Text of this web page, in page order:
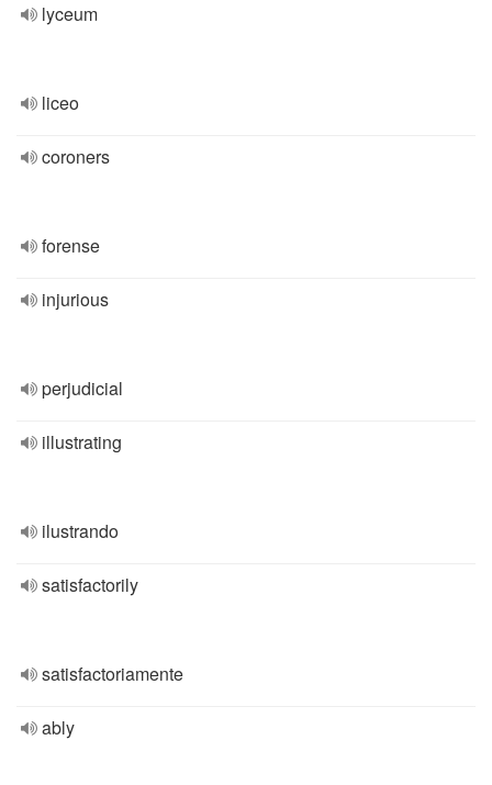
lyceum
liceo
coroners
forense
injurious
perjudicial
illustrating
ilustrando
satisfactorily
satisfactoriamente
ably